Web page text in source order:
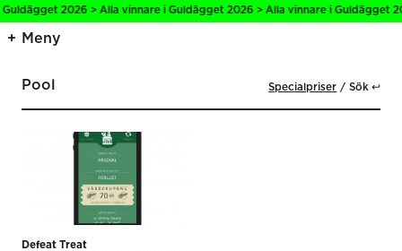
2026 > Alla vinnare i Guldägget 2026 > Alla vinnare i
Meny
Pool Specialpriser Sök ↩
Defeat Treat